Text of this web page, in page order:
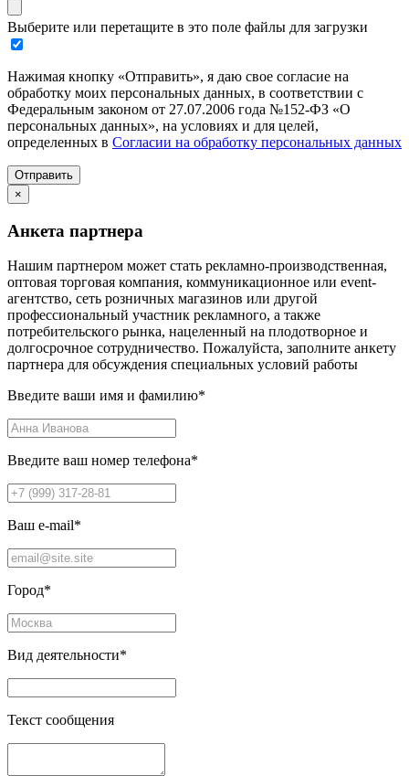
Выберите или перетащите в это поле файлы для загрузки
Нажимая кнопку «Отправить», я даю свое согласие на
обработку моих персональных данных, в соответствии с
Федеральным законом от 27.07.2006 года №152-ФЗ «О
персональных данных», на условиях и для целей,
определенных в Согласии на обработку персональных данных
Отправить
×
Анкета партнера
Нашим партнером может стать рекламно-производственная,
оптовая торговая компания, коммуникационное или event-
агентство, сеть розничных магазинов или другой
профессиональный участник рекламного, а также
потребительского рынка, нацеленный на плодотворное и
долгосрочное сотрудничество. Пожалуйста, заполните анкету
партнера для обсуждения специальных условий работы
Введите ваши имя и фамилию*
Введите ваш номер телефона*
Ваш e-mail*
Город*
Вид деятельности*
Текст сообщения